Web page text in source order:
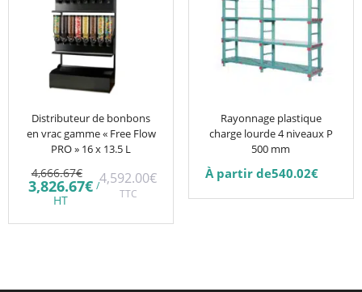
Distributeur de bonbons
en vrac gamme « Free Flow
PRO » 16 x 13.5 L
4,666.67€ Le
prix
initial
4,666.67€.
3,826.67€Le
est :
HT
/4,592.00€
TTC
Rayonnage plastique
charge lourde 4 niveaux P
500 mm
À partir de540.02€
plusieurs
variations.
choisies
page